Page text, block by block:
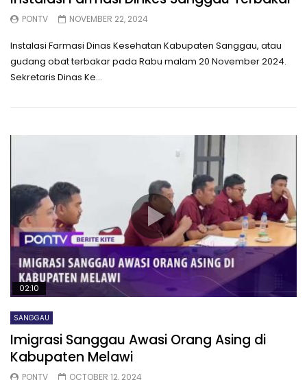
PONTV NOVEMBER 22, 2024
Instalasi Farmasi Dinas Kesehatan Kabupaten Sanggau, atau
gudang obat terbakar pada Rabu malam 20 November 2024.
Sekretaris Dinas Ke...
02:10
SANGGAU
Imigrasi Sanggau Awasi Orang Asing di
Kabupaten Melawi
PONTV OCTOBER 12, 2024